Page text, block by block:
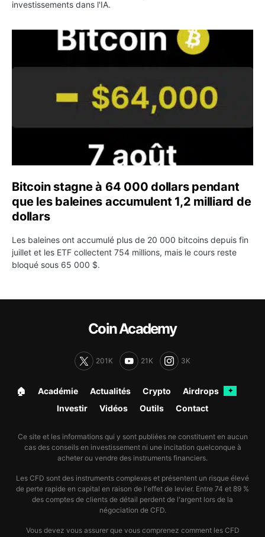
investissements dans l'IA.
Bitcoin stagne à 64 000 dollars pendant que les
Bitcoin stagne à 64 000 dollars pendant
que les baleines accumulent 1,2 milliard de
dollars
Les baleines ont accumulé plus de 20 000 bitcoins depuis fin
juillet et les ETF collectent 754 millions, mais le cours reste
bloqué sous 65 000 $.
Coin Academy
201K 21K 3K
🏠︎ Académie Actualités Crypto Airdrops ✦
Investir Vidéos Outils Contact
Ce site et les informations qui y sont publiées ne constituent en aucun
cas des conseils en investissement ni une incitation quelconque à
acheter ou vendre des instruments financiers.
Les CFD sont des instruments complexes et présentent un risque élevé
de perte rapide en capital en raison de l'effet de levier. Entre 74 et 89 %
des comptes de clients de détail perdent de l'argent lors de la
négociation de CFD.
Vous devez vous assurer que vous comprenez comment les CFD